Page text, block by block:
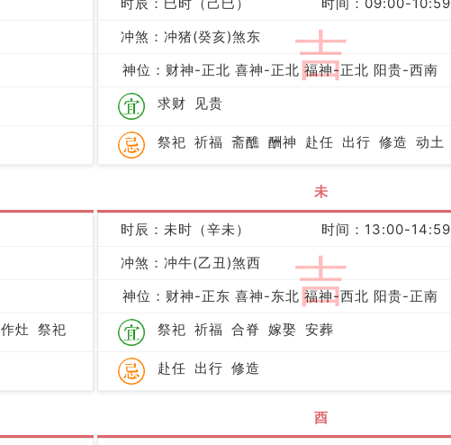
吉
冲煞：冲猪(癸亥)煞东
神位：财神-正北 喜神-正北 福神-正北 阳贵-西南
求财
见贵
祭祀 祈福 斋醮 酬神 赴任 出行 修造 动土
作灶 祭祀
未
吉
时辰：未时（辛未）
时间：13:00-14:59
冲煞：冲牛(乙丑)煞西
神位：财神-正东 喜神-东北 福神-西北 阳贵-正南
祭祀 祈福 合脊 嫁娶 安葬
赴任 出行 修造
酉